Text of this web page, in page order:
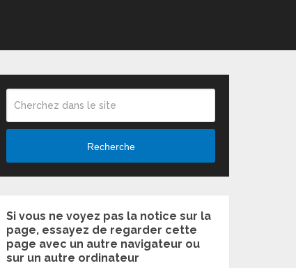
Recherche
Si vous ne voyez pas la notice sur la
page, essayez de regarder cette
page avec un autre navigateur ou
sur un autre ordinateur